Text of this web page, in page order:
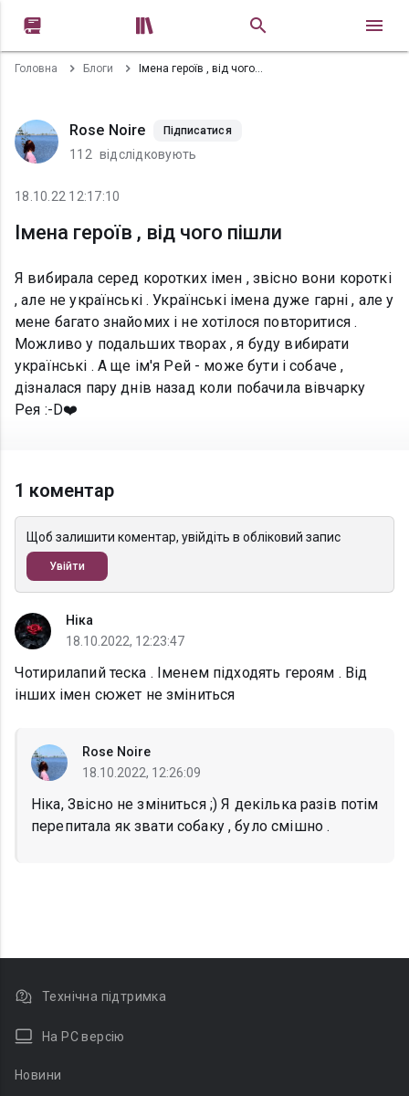
 
Головна Блоги Імена героїв , від чого пішли
Rose Noire Підписатися
112 відслідковують
18.10.22 12:17:10
Імена героїв , від чого пішли
Я вибирала серед коротких імен , звісно вони короткі
, але не українські . Українські імена дуже гарні , але у
мене багато знайомих і не хотілося повторитися .
Можливо у подальших творах , я буду вибирати
українські . А ще ім'я Рей - може бути і собаче ,
дізналася пару днів назад коли побачила вівчарку
Рея :-D❤️
1 коментар
Щоб залишити коментар, увійдіть в обліковий запис
Увійти
Ніка
18.10.2022, 12:23:47
Чотирилапий теска . Іменем підходять героям . Від
інших імен сюжет не зміниться
Rose Noire
18.10.2022, 12:26:09
Ніка, Звісно не зміниться ;) Я декілька разів потім
перепитала як звати собаку , було смішно .
Технічна підтримка
На PC версію
Новини